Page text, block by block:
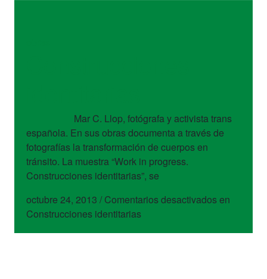
Mar C. Llop, fotógrafa y activista trans
española. En sus obras documenta a través de
fotografías la transformación de cuerpos en
tránsito. La muestra “Work in progress.
Construcciones identitarias”, se
octubre 24, 2013 / Comentarios desactivadosen
Construcciones identitarias